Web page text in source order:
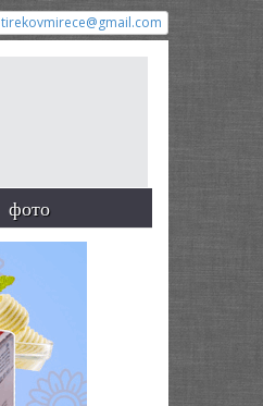
tirekovmirece@gmail.com
фото